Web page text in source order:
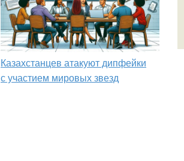
Казахстанцев атакуют дипфейки
с участием мировых звезд